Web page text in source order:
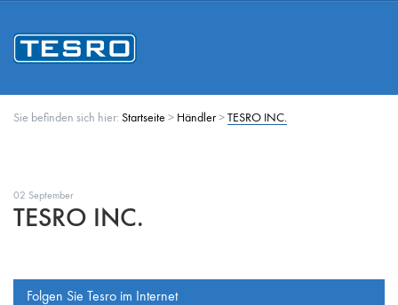
Sie befinden sich hier: Startseite > Händler > TESRO INC.
02 September
TESRO INC.
Folgen Sie Tesro im Internet